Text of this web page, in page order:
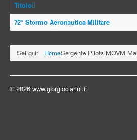
Titolo
72° Stormo Aeronautica Militare
Sei qui: HomeSergente Pilota MOVM
© 2026 www.giorgiociarini.it